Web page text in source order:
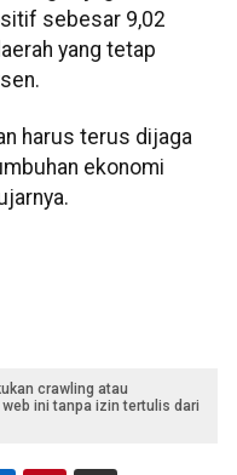
sebesar 9,02
yang tetap
harus terus dijaga
ekonomi
crawling atau
ini tanpa izin tertulis dari